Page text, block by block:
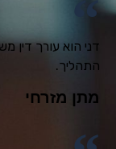
דני הוא עורך דין
התהליך.
מתן מזרחי